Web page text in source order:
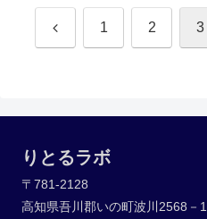
前 1 2 3
りとるラボ
〒781-2128
高知県吾川郡いの町波川2568－1